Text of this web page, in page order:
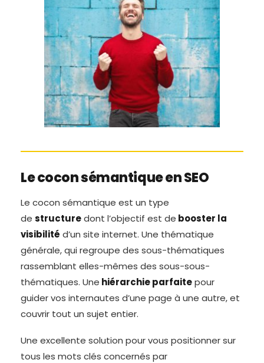
Le cocon sémantique en SEO
Le cocon sémantique est un type
de structuredont l’objectif est de booster la
visibilité d’un site internet. Une thématique
générale, qui regroupe des sous-thématiques
rassemblant elles-mêmes des sous-sous-
thématiques. Une hiérarchie parfaitepour
guider vos internautes d’une page à une autre, et
couvrir tout un sujet entier.
Une excellente solution pour vous positionner sur
tous les mots clés concernés par